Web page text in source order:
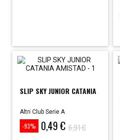
SLIP SKY JUNIOR CATANIA
Altri Club Serie A
-93%
Prezzo0,49 €
Prezzo 6,91 €